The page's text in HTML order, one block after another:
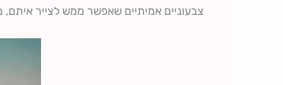
צבעוניים אמיתיים שאפשר ממש לצייר